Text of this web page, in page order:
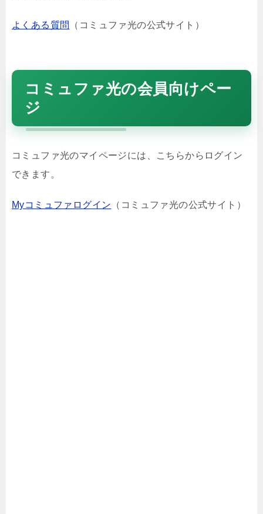
よくある質問 （コミュファ光の公式サイト）
コミュファ光の会員向けペー
ジ
コミュファ光のマイページには、こちらからログイン
できます。
Myコミュファログイン （コミュファ光の公式サイト）